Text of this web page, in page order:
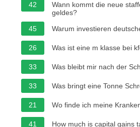
42
Wann kommt die neue
geldes?
45
Warum investieren
26 Was ist eine m klasse bei
33 Was bleibt mir nach der
33 Was bringt eine Tonne
21 Wo finde ich meine
41 How much is capital gains